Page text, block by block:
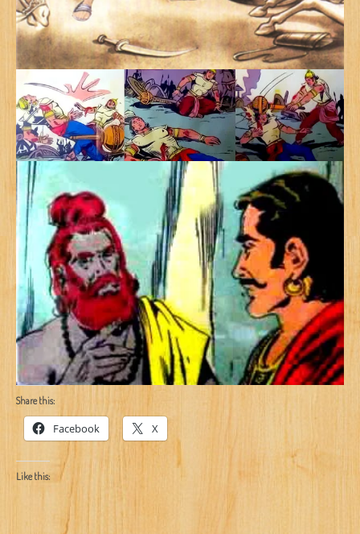
Share this:
Facebook X
Like this: